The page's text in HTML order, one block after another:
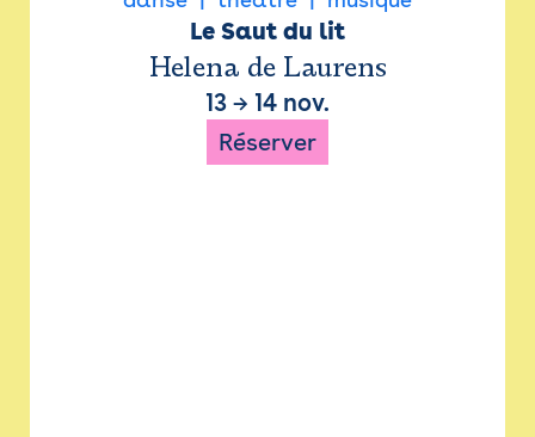
Le Saut du lit
Helena de Laurens
13 → 14 nov.
Réserver